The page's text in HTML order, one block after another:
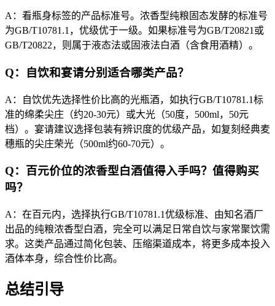
A：看瓶身标签的产品标准号。浓香型纯粮固态发酵的标准号
为GB/T10781.1，优级优于一级。如果标准号为GB/T20821或
GB/T20822，则属于液态法或固液法白酒（含食用酒精）。
Q：自饮和宴请分别适合哪类产品？
A：自饮优先选择性价比高的光瓶酒，如执行GB/T10781.1标
准的绵柔尖庄（约20-30元）或大光（50度，500ml，50元
档）。宴请建议选择包装有辨识度的优级产品，如复刻经典麦
穗瓶的尖庄荣光（500ml约60-70元）。
Q：百元价位的浓香型白酒值得入手吗？值得购买
吗？
A：在百元内，选择执行GB/T10781.1优级标准、由知名酒厂
出品的纯粮浓香型白酒，完全可以满足日常自饮与家常聚饮需
求。这类产品通过简化包装、压缩渠道成本，将更多成本投入
酒体本身，综合性价比高。
总结引导